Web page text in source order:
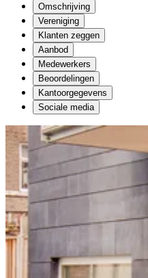
Omschrijving
Vereniging
Klanten zeggen
Aanbod
Medewerkers
Beoordelingen
Kantoorgegevens
Sociale media